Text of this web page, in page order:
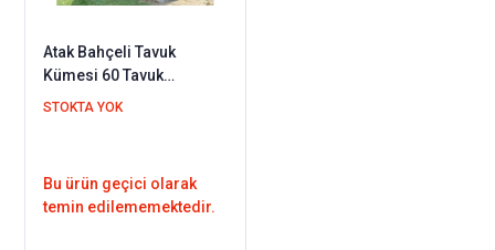
Atak Bahçeli Tavuk
Kümesi 60 Tavuk
Barınabilir + Bahçe
STOKTA YOK
Bu ürün geçici olarak
temin edilememektedir.